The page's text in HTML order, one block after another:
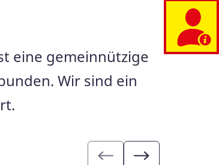
eine gemeinnützige
Wir sind ein